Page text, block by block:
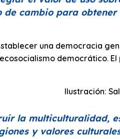
de cambio para obtener
una democracia
democrático.
Ilustración:
la multiculturalidad,
y valores